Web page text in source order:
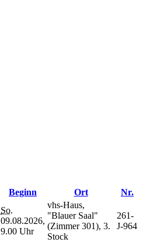
Beginn Ort Nr.
So.
09.08.2026,
9.00 Uhr
vhs-Haus,
"Blauer Saal"
(Zimmer 301), 3.
Stock
261-
J-964